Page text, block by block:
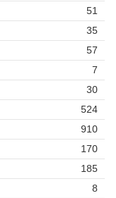
51
35
57
7
30
524
910
170
185
8